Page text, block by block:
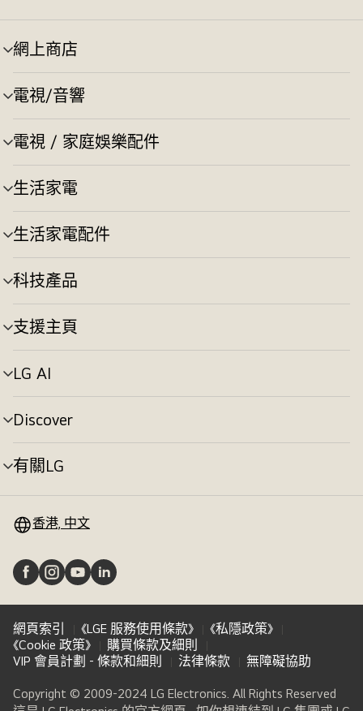
網上商店
選
單
切
換
電視/音響
選
單
切
換
電視 / 家庭娛樂配件
選
單
切
換
生活家電
選
單
切
換
生活家電配件
選
單
切
換
科技產品
選
單
切
換
支援主頁
選
單
切
換
LG AI
選
單
切
換
Discover
選
單
切
換
有關LG
選
換 香港, 中文
網頁索引 《LGE 服務使用條款》
《私隱政策》
《Cookie 政策》
購買條款及細則
VIP 會員計劃 - 條款和細則
法律條款 無障礙協助
Copyright © 2009-2024 LG Electronics. All Rights Reserved